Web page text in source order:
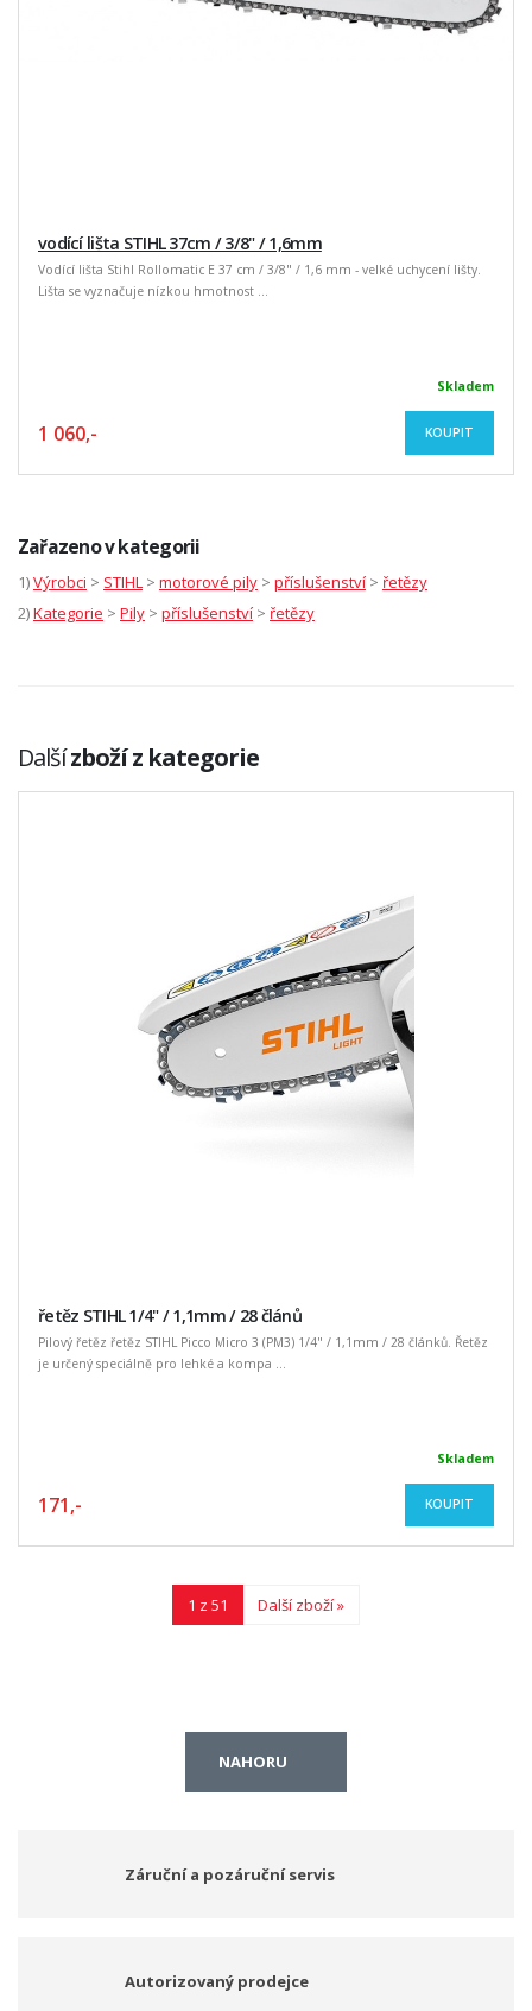
vodící lišta STIHL 37cm / 3/8" / 1,6mm
Vodící lišta Stihl Rollomatic E 37 cm / 3/8" / 1,6 mm - velké uchycení lišty.
Lišta se vyznačuje nízkou hmotnost ...
Skladem
1 060,- KOUPIT
Zařazeno v kategorii
1)Výrobci > STIHL > motorové pily > příslušenství > řetězy
2)Kategorie > Pily > příslušenství > řetězy
Dalšízboží z kategorie
řetěz STIHL 1/4" / 1,1mm / 28 článů
Pilový řetěz řetěz STIHL Picco Micro 3 (PM3) 1/4" / 1,1mm / 28 článků. Řetěz
je určený speciálně pro lehké a kompa ...
Skladem
171,- KOUPIT
1 z 51 Další zboží »
NAHORU
Záruční a pozáruční servis
Autorizovaný prodejce